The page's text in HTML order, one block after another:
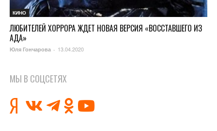
КИНО
ЛЮБИТЕЛЕЙ ХОРРОРА ЖДЕТ НОВАЯ ВЕРСИЯ «ВОССТАВШЕГО ИЗ
АДА»
Юля Гончарова - 13.04.2020
МЫ В СОЦСЕТЯХ